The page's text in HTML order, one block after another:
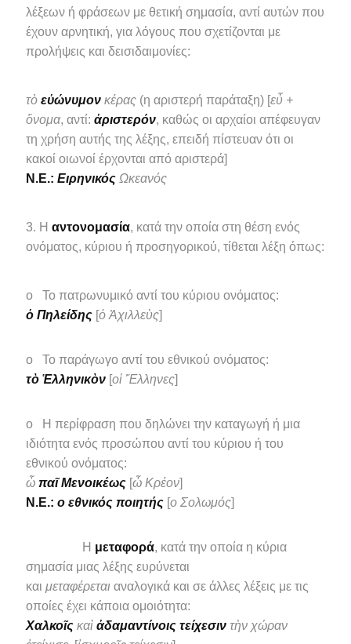
λέξεων ή φράσεων με θετική σημασία, αντί αυτών που
έχουν αρνητική, για λόγους που σχετίζονται με
προλήψεις και δεισιδαιμονίες:
τὸεὐώνυμον κέρας (η αριστερή παράταξη) [εὖ +
ὄνομα, αντί:ἀριστερόν, καθώς οι αρχαίοι απέφευγαν
τη χρήση αυτής της λέξης, επειδή πίστευαν ότι οι
κακοί οιωνοί έρχονται από αριστερά]
N.E.: Ειρηνικός Ωκεανός
Ηαντονομασία, κατά την οποία στη θέση ενός
ονόματος, κύριου ή προσηγορικού, τίθεται λέξη όπως:
o Το πατρωνυμικό αντί του κύριου ονόματος:
ὁ Πηλείδης [ὁ Ἀχιλλεὺς]
o Το παράγωγο αντί του εθνικού ονόματος:
τὸ Ἑλληνικὸν [οἱ Ἕλληνες]
o Η περίφραση που δηλώνει την καταγωγή ή μια
ιδιότητα ενός προσώπου αντί του κύριου ή του
εθνικού ονόματος:
ὦ παῖ Μενοικέως [ὦ Κρέον]
N.E.: ο εθνικός ποιητής [ο Σολωμός]
Η μεταφορά, κατά την οποία η κύρια
σημασία μιας λέξης ευρύνεται
καιμεταφέρεται αναλογικά και σε άλλες λέξεις με τις
οποίες έχει κάποια ομοιότητα:
Χαλκοῖς καὶἀδαμαντίνοις τείχεσιν τὴν χώραν